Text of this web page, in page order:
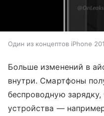
Один из концептов iPhone
Больше изменений в
внутри. Смартфоны
беспроводную
устройства —